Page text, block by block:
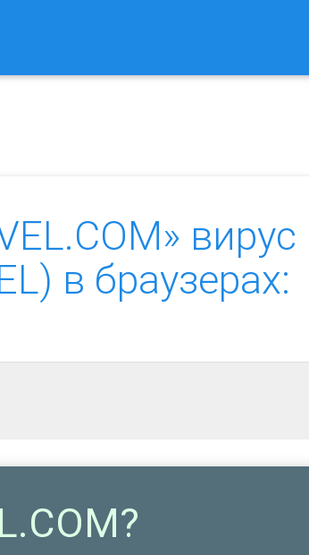
вирус
в браузерах: